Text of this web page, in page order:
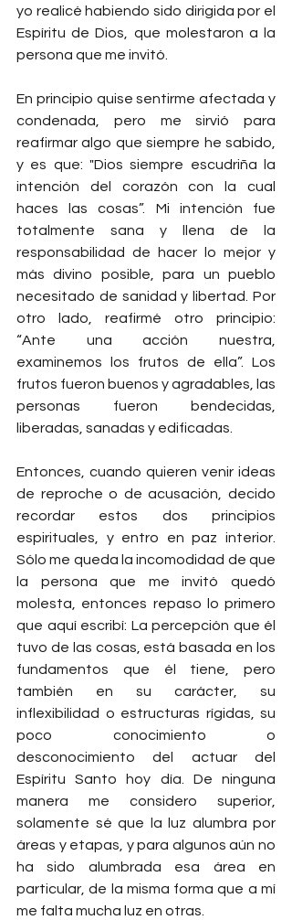
yo realicé habiendo sido dirigida por el
Espíritu de Dios, que molestaron a la
persona que me invitó.
En principio quise sentirme afectada y
condenada, pero me sirvió para
reafirmar algo que siempre he sabido,
y es que: "Dios siempre escudriña la
intención del corazón con la cual
haces las cosas”. Mi intención fue
totalmente sana y llena de la
responsabilidad de hacer lo mejor y
más divino posible, para un pueblo
necesitado de sanidad y libertad. Por
otro lado, reafirmé otro principio:
“Ante una acción nuestra,
examinemos los frutos de ella”. Los
frutos fueron buenos y agradables, las
personas fueron bendecidas,
liberadas, sanadas y edificadas.
Entonces, cuando quieren venir ideas
de reproche o de acusación, decido
recordar estos dos principios
espirituales, y entro en paz interior.
Sólo me queda la incomodidad de que
la persona que me invitó quedó
molesta, entonces repaso lo primero
que aquí escribí: La percepción que él
tuvo de las cosas, está basada en los
fundamentos que él tiene, pero
también en su carácter, su
inflexibilidad o estructuras rígidas, su
poco conocimiento o
desconocimiento del actuar del
Espíritu Santo hoy día. De ninguna
manera me considero superior,
solamente sé que la luz alumbra por
áreas y etapas, y para algunos aún no
ha sido alumbrada esa área en
particular, de la misma forma que a mí
me falta mucha luz en otras.